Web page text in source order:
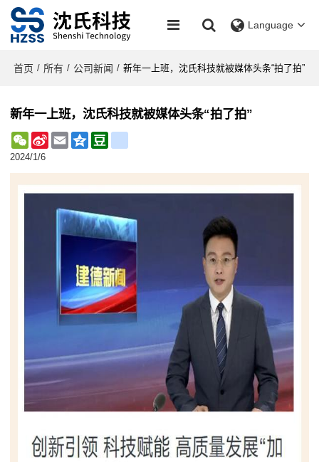
Language
首页 / 所有 / 公司新闻 / 新年一上班，沈氏科技就被媒体头条“拍了拍”
新年一上班，沈氏科技就被媒体头条“拍了拍”
WeChat
Sina
Weibo
Email Qzone
2024/1/6